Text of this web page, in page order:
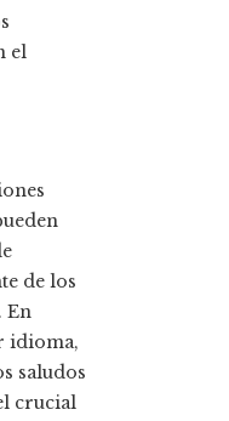
de los
En
idioma,
saludos
crucial